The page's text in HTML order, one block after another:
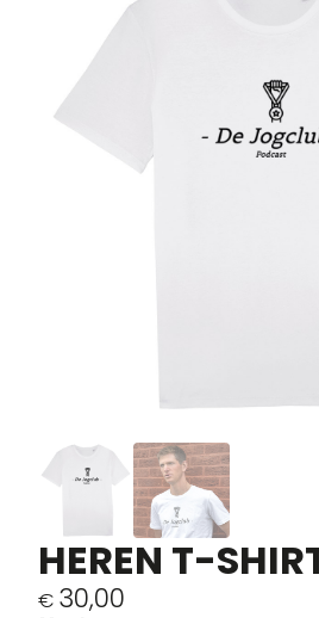
HEREN T-
€ 30,00